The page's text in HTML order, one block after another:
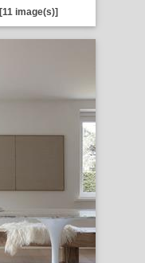
[11 image(s)]